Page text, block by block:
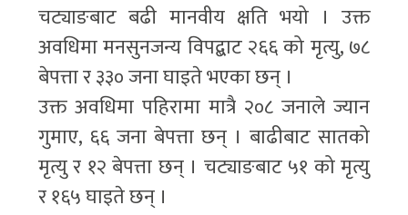
चट्याङबाट बढी मानवीय क्षति भयो । उक्त
अवधिमा मनसुनजन्य विपद्बाट २६६ को मृत्यु, ७८
बेपत्ता र ३३० जना घाइते भएका छन् ।
उक्त अवधिमा पहिरामा मात्रै २०८ जनाले ज्यान
गुमाए, ६६ जना बेपत्ता छन् । बाढीबाट सातको
मृत्यु र १२ बेपत्ता छन् । चट्याङबाट ५१ को मृत्यु
र १६५ घाइते छन् ।